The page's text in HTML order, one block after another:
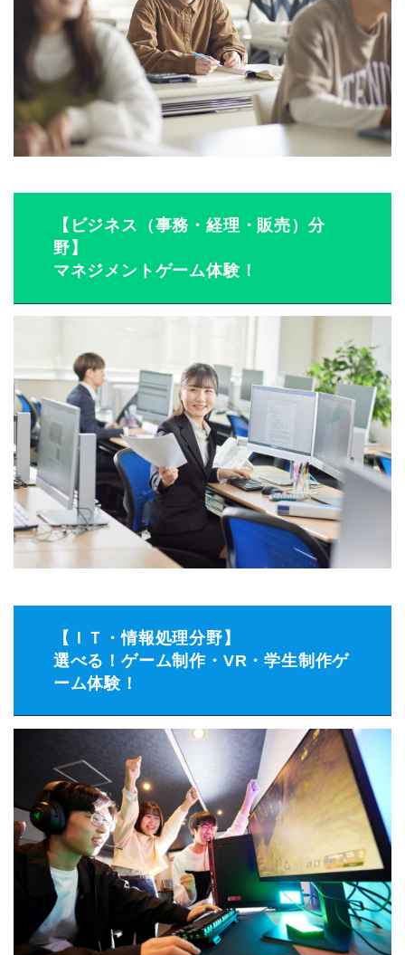
【ビジネス（事務・経理・販売）分
野】
マネジメントゲーム体験！
【ＩＴ・情報処理分野】
選べる！ゲーム制作・VR・学生制作ゲ
ーム体験！